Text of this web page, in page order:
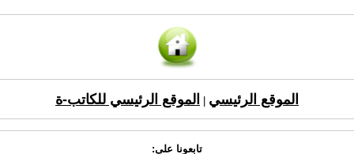
الموقع الرئيسي الموقع الرئيسي للكاتب-ة
تابعونا على: